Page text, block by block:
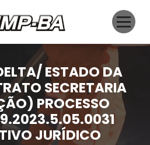
ESTADO DA
SECRETARIA
PROCESSO
JURÍDICO